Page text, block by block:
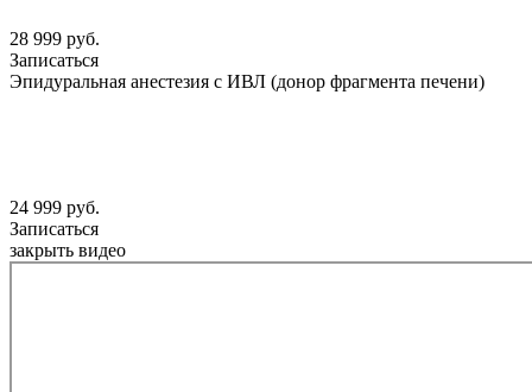
28 999 руб.
Записаться
Эпидуральная анестезия с ИВЛ (донор фрагмента печени)
24 999 руб.
Записаться
закрыть видео